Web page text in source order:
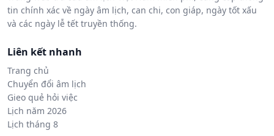
tin chính xác về ngày âm lịch, can chi, con giáp, ngày tốt xấu
và các ngày lễ tết truyền thống.
Liên kết nhanh
Trang chủ
Chuyển đổi âm lịch
Gieo quẻ hỏi việc
Lịch năm 2026
Lịch tháng 8